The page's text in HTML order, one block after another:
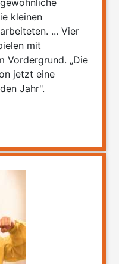
kleinen
... Vier
mit
Vordergrund. „Die
jetzt eine
Jahr".